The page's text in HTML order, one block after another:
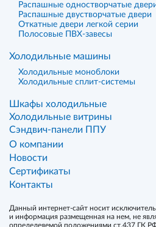
Распашные одностворчатые
Распашные двустворчатые двери
Откатные двери легкой серии
Полосовые ПВХ-завесы
Холодильные машины
Холодильные моноблоки
Холодильные сплит-системы
Шкафы холодильные
Холодильные витрины
Сэндвич-панели ППУ
О компании
Новости
Сертификаты
Контакты
Данный интернет-сайт носит
и информация размещенная на нем, не
определеяемой положениями ст.437 ГК